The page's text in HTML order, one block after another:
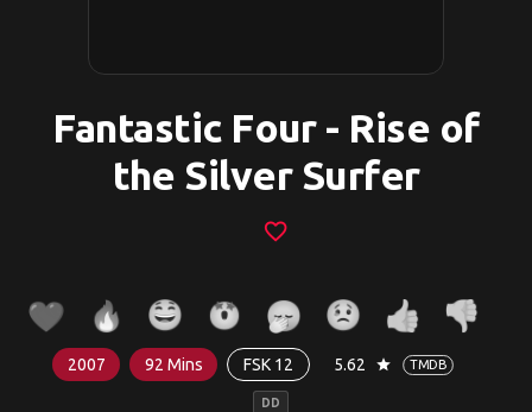
Fantastic Four - Rise of
the Silver Surfer
favorite_border
2007 92 Mins FSK 12 5.62 star TMDB
DD